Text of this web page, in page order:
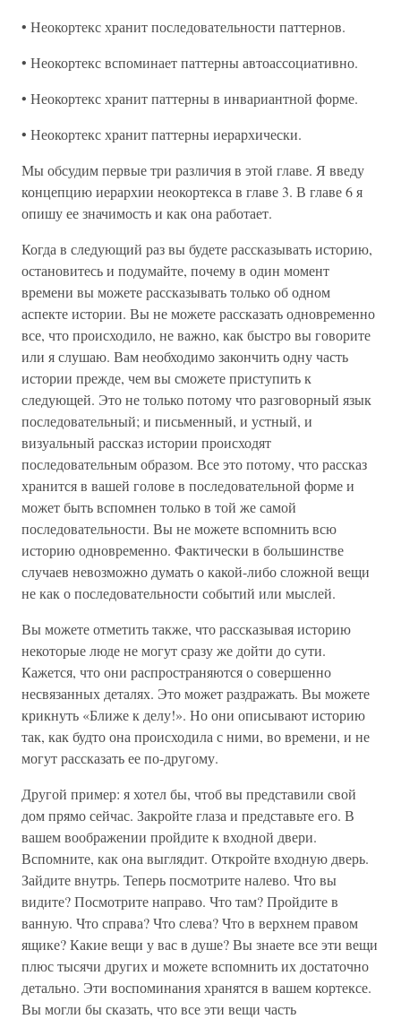
• Неокортекс хранит последовательности паттернов.
• Неокортекс вспоминает паттерны автоассоциативно.
• Неокортекс хранит паттерны в инвариантной форме.
• Неокортекс хранит паттерны иерархически.
Мы обсудим первые три различия в этой главе. Я введу
концепцию иерархии неокортекса в главе 3. В главе 6 я
опишу ее значимость и как она работает.
Когда в следующий раз вы будете рассказывать историю,
остановитесь и подумайте, почему в один момент
времени вы можете рассказывать только об одном
аспекте истории. Вы не можете рассказать одновременно
все, что происходило, не важно, как быстро вы говорите
или я слушаю. Вам необходимо закончить одну часть
истории прежде, чем вы сможете приступить к
следующей. Это не только потому что разговорный язык
последовательный; и письменный, и устный, и
визуальный рассказ истории происходят
последовательным образом. Все это потому, что рассказ
хранится в вашей голове в последовательной форме и
может быть вспомнен только в той же самой
последовательности. Вы не можете вспомнить всю
историю одновременно. Фактически в большинстве
случаев невозможно думать о какой-либо сложной вещи
не как о последовательности событий или мыслей.
Вы можете отметить также, что рассказывая историю
некоторые люде не могут сразу же дойти до сути.
Кажется, что они распространяются о совершенно
несвязанных деталях. Это может раздражать. Вы можете
крикнуть «Ближе к делу!». Но они описывают историю
так, как будто она происходила с ними, во времени, и не
могут рассказать ее по-другому.
Другой пример: я хотел бы, чтоб вы представили свой
дом прямо сейчас. Закройте глаза и представьте его. В
вашем воображении пройдите к входной двери.
Вспомните, как она выглядит. Откройте входную дверь.
Зайдите внутрь. Теперь посмотрите налево. Что вы
видите? Посмотрите направо. Что там? Пройдите в
ванную. Что справа? Что слева? Что в верхнем правом
ящике? Какие вещи у вас в душе? Вы знаете все эти вещи
плюс тысячи других и можете вспомнить их достаточно
детально. Эти воспоминания хранятся в вашем кортексе.
Вы могли бы сказать, что все эти вещи часть